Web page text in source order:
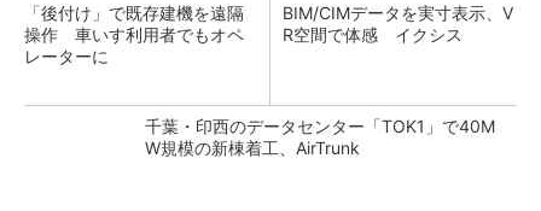
「後付け」で既存建機を遠隔
操作 車いす利用者でもオペ
レーターに
BIM/CIMデータを実寸表示、V
R空間で体感 イクシス
千葉・印西のデータセンター「TOK1」で40M
W規模の新棟着工、AirTrunk